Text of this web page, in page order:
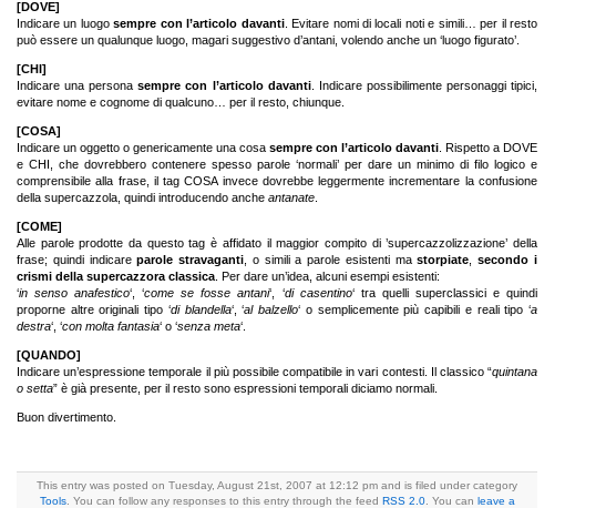
[DOVE]
Indicare un luogosempre con l’articolo davanti. Evitare nomi di locali noti e simili… per il resto
può essere un qualunque luogo, magari suggestivo d’antani, volendo anche un ‘luogo figurato’.
[CHI]
Indicare una personasempre con l’articolo davanti. Indicare possibilimente personaggi tipici,
evitare nome e cognome di qualcuno… per il resto, chiunque.
[COSA]
Indicare un oggetto o genericamente una cosa sempre con l’articolo davanti . Rispetto a DOVE
e CHI, che dovrebbero contenere spesso parole ‘normali’ per dare un minimo di filo logico e
comprensibile alla frase, il tag COSA invece dovrebbe leggermente incrementare la confusione
della supercazzola, quindi introducendo anche antanate
[COME]
Alle parole prodotte da questo tag è affidato il maggior compito di ’supercazzolizzazione’ della
frase; quindi indicareparole stravaganti , o simili a parole esistenti mastorpiate ,secondo i
crismi della supercazzora classica . Per dare un’idea, alcuni esempi esistenti:
‘in senso anafestico‘, ‘come se fosse antani‘, ‘di casentino‘ tra quelli superclassici e quindi
proporne altre originali tipo ‘di blandella‘, ‘al balzello‘ o semplicemente più capibili e reali tipo ‘a
destra‘, ‘con molta fantasia‘ o ‘senza meta‘.
[QUANDO]
Indicare un’espressione temporale il più possibile compatibile in vari contesti. Il classico “quintana
o setta” è già presente, per il resto sono espressioni temporali diciamo normali.
Buon divertimento.
This entry was posted on Tuesday, August 21st, 2007 at 12:12 pm and is filed under category
Tools. You can follow any responses to this entry through the feed RSS 2.0. You can leave a